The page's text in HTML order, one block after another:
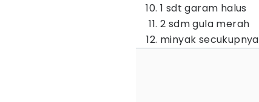
1 sdt garam halus
2 sdm gula merah
minyak secukupnya